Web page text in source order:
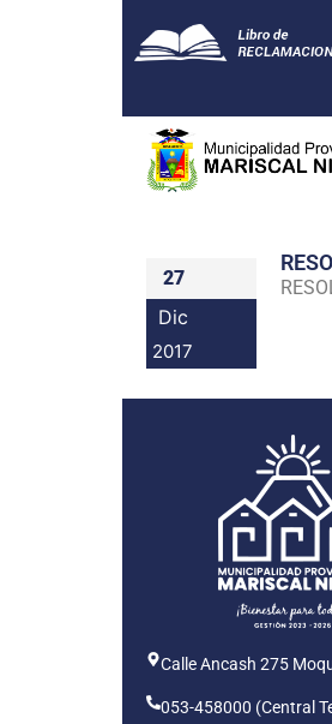
27
Dic
2017
Calle Ancash 275
053-458000 (Central